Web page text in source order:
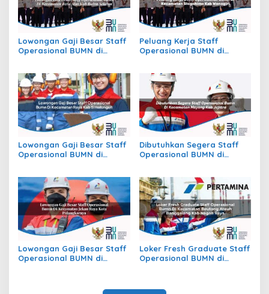
Lowongan Gaji Besar Staff
Operasional BUMN di
Peluang Kerja Staff
Operasional BUMN di
Lowongan Gaji Besar Staff
Operasional BUMN di
Dibutuhkan Segera Staff
Operasional BUMN di
Lowongan Gaji Besar Staff
Operasional BUMN di
Loker Fresh Graduate Staff
Operasional BUMN di